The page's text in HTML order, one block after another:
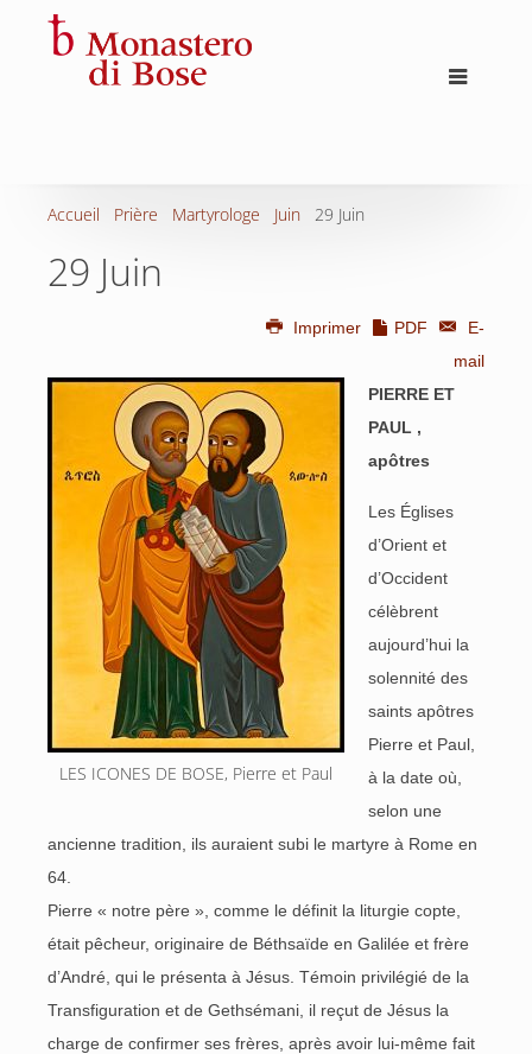
Accueil Prière Martyrologe Juin 29 Juin
29 Juin
Imprimer PDF
E-
mail
LES ICONES DE BOSE, Pierre et Paul
PIERRE ET
PAUL ,
apôtres
Les Églises
d’Orient et
d’Occident
célèbrent
aujourd’hui la
solennité des
saints apôtres
Pierre et Paul,
à la date où,
selon une
ancienne tradition, ils auraient subi le martyre à Rome en
64.
Pierre « notre père », comme le définit la liturgie copte,
était pêcheur, originaire de Béthsaïde en Galilée et frère
d’André, qui le présenta à Jésus. Témoin privilégié de la
Transfiguration et de Gethsémani, il reçut de Jésus la
charge de confirmer ses frères, après avoir lui-même fait